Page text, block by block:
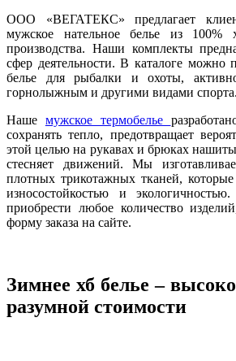
ООО «ВЕГАТЕКС» предлагает
мужское нательное белье из 100%
производства. Наши комплекты
сфер деятельности. В каталоге можно
белье для рыбалки и охоты,
горнолыжным и другими видами спорта.
Наше мужское термобелье
сохранять тепло, предотвращает
этой целью на рукавах и брюках
стесняет движений. Мы
плотных трикотажных тканей,
износостойкостью и
приобрести любое количество
форму заказа на сайте.
Зимнее хб белье –
разумной стоимости